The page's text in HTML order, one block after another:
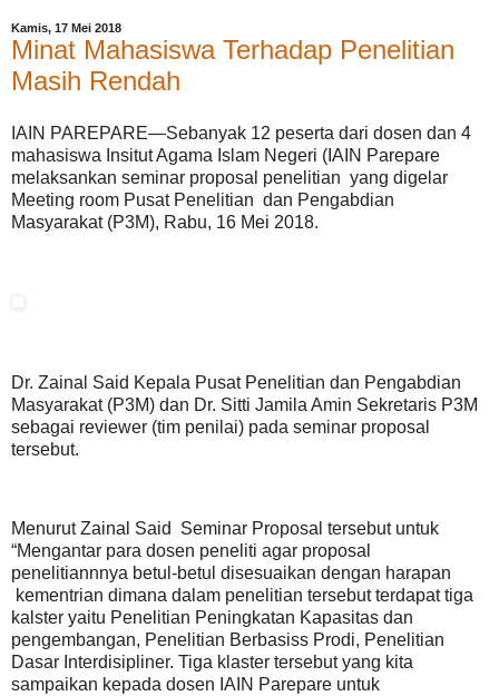
Kamis, 17 Mei 2018
Minat Mahasiswa Terhadap Penelitian
Masih Rendah
IAIN PAREPARE—Sebanyak 12 peserta dari dosen dan 4
mahasiswa Insitut Agama Islam Negeri (IAIN Parepare
melaksankan seminar proposal penelitian yang digelar
Meeting room Pusat Penelitian dan Pengabdian
Masyarakat (P3M), Rabu, 16 Mei 2018.
Dr. Zainal Said Kepala Pusat Penelitian dan Pengabdian
Masyarakat (P3M) dan Dr. Sitti Jamila Amin Sekretaris P3M
sebagai reviewer (tim penilai) pada seminar proposal
tersebut.
Menurut Zainal Said Seminar Proposal tersebut untuk
“Mengantar para dosen peneliti agar proposal
penelitiannnya betul-betul disesuaikan dengan harapan
kementrian dimana dalam penelitian tersebut terdapat tiga
kalster yaitu Penelitian Peningkatan Kapasitas dan
pengembangan, Penelitian Berbasiss Prodi, Penelitian
Dasar Interdisipliner. Tiga klaster tersebut yang kita
sampaikan kepada dosen IAIN Parepare untuk